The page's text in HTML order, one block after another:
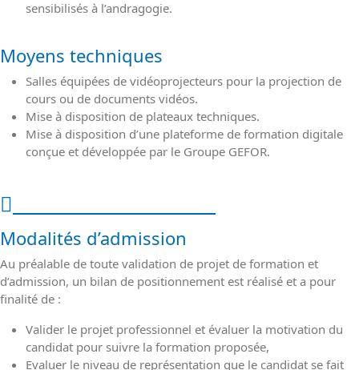
sensibilisés à l’andragogie.
Moyens techniques
Salles équipées de vidéoprojecteurs pour la projection de
cours ou de documents vidéos.
Mise à disposition de plateaux techniques.
Mise à disposition d’une plateforme de formation digitale
conçue et développée par le Groupe GEFOR.
Modalités d’admission
Au préalable de toute validation de projet de formation et
d’admission, un bilan de positionnement est réalisé et a pour
finalité de :
Valider le projet professionnel et évaluer la motivation du
candidat pour suivre la formation proposée,
Evaluer le niveau de représentation que le candidat se fait